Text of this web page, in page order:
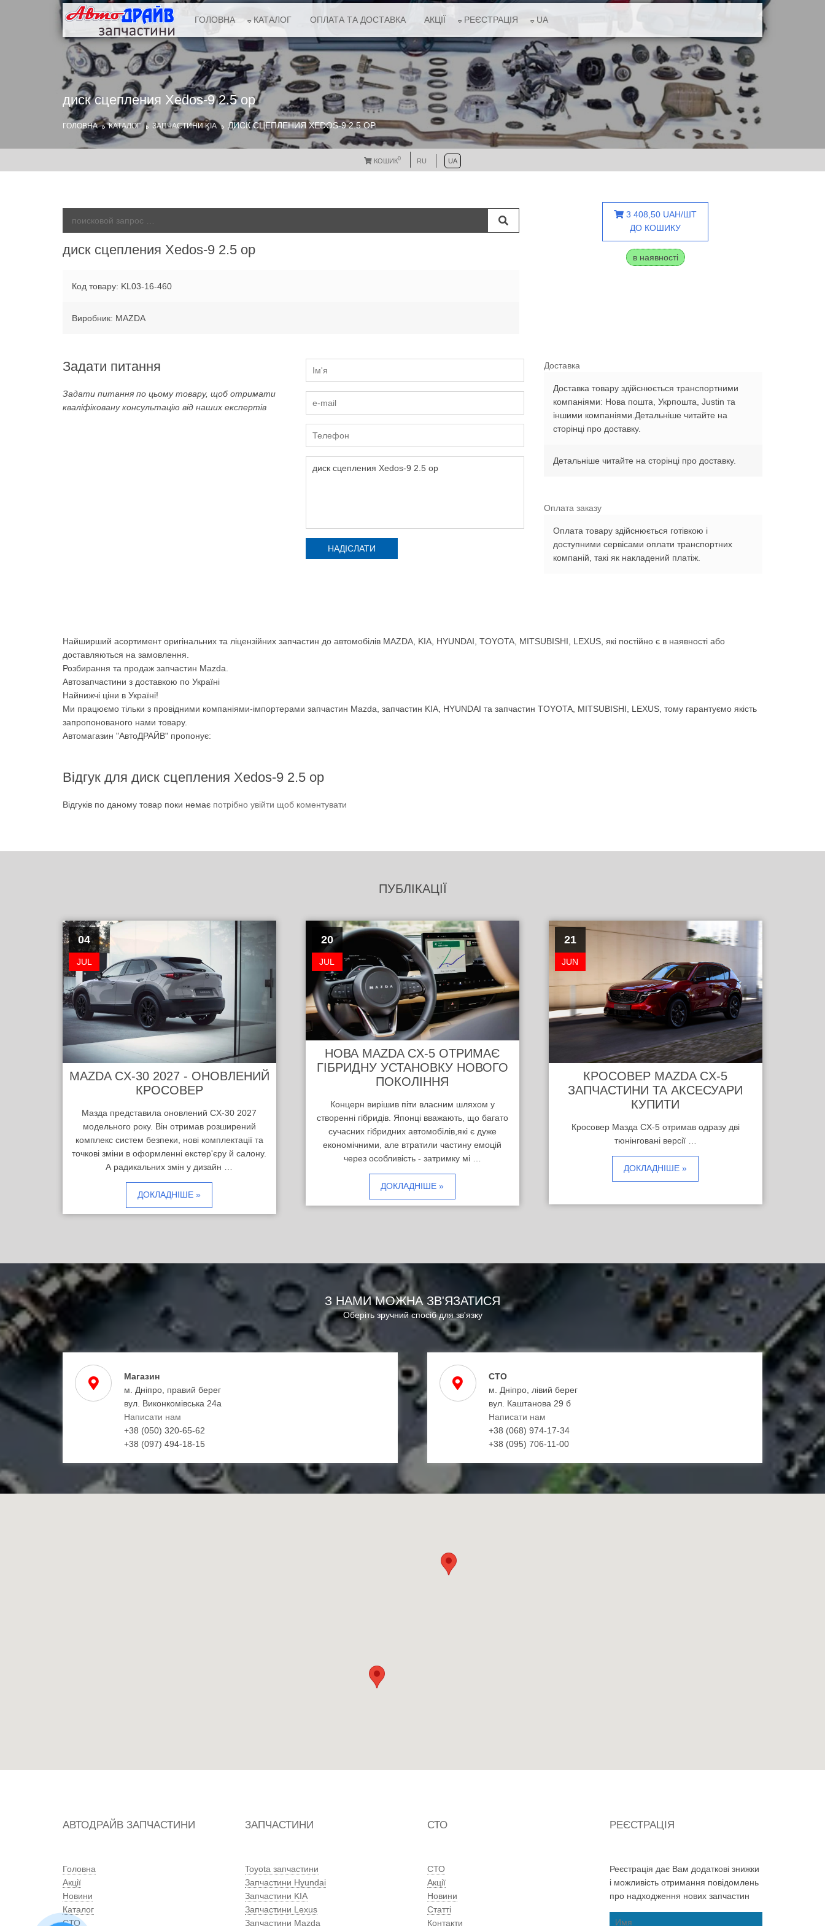
ГОЛОВНА КАТАЛОГ ОПЛАТА ТА ДОСТАВКА АКЦІЇ РЕЄСТРАЦІЯ UA
диск сцепления Xedos-9 2.5 ор
ГОЛОВНА КАТАЛОГ ЗАПЧАСТИНИ KIA ДИСК СЦЕПЛЕНИЯ XEDOS-9 2.5 ОР
КОШИК0 RU UA
диск сцепления Xedos-9 2.5 ор
Код товару: KL03-16-460
Виробник: MAZDA
3 408,50 UAH/ШТ
ДО КОШИКУ
в наявності
Задати питання
Задати питання по цьому товару, щоб отримати
кваліфіковану консультацію від наших експертів
Доставка
Доставка товару здійснюється транспортними
компаніями: Нова пошта, Укрпошта, Justin та
іншими компаніями.Детальніше читайте на
сторінці про доставку.
Детальніше читайте на сторінці про доставку.
Оплата заказу
Оплата товару здійснюється готівкою і
доступними сервісами оплати транспортних
компаній, такі як накладений платіж.
Найширший асортимент оригінальних та ліцензійних запчастин до автомобілів MAZDA, KIA, HYUNDAI, TOYOTA, MITSUBISHI, LEXUS, які постійно є в наявності або
доставляються на замовлення.
Розбирання та продаж запчастин Mazda.
Автозапчастини з доставкою по Україні
Найнижчі ціни в Україні!
Ми працюємо тільки з провідними компаніями-імпортерами запчастин Mazda, запчастин KIA, HYUNDAI та запчастин TOYOTA, MITSUBISHI, LEXUS, тому гарантуємо якість
запропонованого нами товару.
Автомагазин "АвтоДРАЙВ" пропонує:
Відгук для диск сцепления Xedos-9 2.5 ор
Відгуків по даному товар поки немає потрібно увійти щоб коментувати
ПУБЛІКАЦІЇ
04
JUL
MAZDA CX-30 2027 - ОНОВЛЕНИЙ
КРОСОВЕР
Мазда представила оновлений CX-30 2027
модельного року. Він отримав розширений
комплекс систем безпеки, нові комплектації та
точкові зміни в оформленні екстер'єру й салону.
А радикальних змін у дизайн …
ДОКЛАДНІШЕ »
20
JUL
НОВА MAZDA CX-5 ОТРИМАЄ
ГІБРИДНУ УСТАНОВКУ НОВОГО
ПОКОЛІННЯ
Концерн вирішив піти власним шляхом у
створенні гібридів. Японці вважають, що багато
сучасних гібридних автомобілів,які є дуже
економічними, але втратили частину емоцій
через особливість - затримку мі …
ДОКЛАДНІШЕ »
21
JUN
КРОСОВЕР MAZDA CX-5
ЗАПЧАСТИНИ ТА АКСЕСУАРИ
КУПИТИ
Кросовер Мазда CX-5 отримав одразу дві
тюнінговані версії …
ДОКЛАДНІШЕ »
З НАМИ МОЖНА ЗВ'ЯЗАТИСЯ
Оберіть зручний спосіб для зв'язку
Магазин
м. Дніпро, правий берег
вул. Виконкомівська 24а
Написати нам
+38 (050) 320-65-62
+38 (097) 494-18-15
СТО
м. Дніпро, лівий берег
вул. Каштанова 29 б
Написати нам
+38 (068) 974-17-34
+38 (095) 706-11-00
АВТОДРАЙВ ЗАПЧАСТИНИ
Головна
Акції
Новини
Каталог
СТО
ЗАПЧАСТИНИ
Toyota запчастини
Запчастини Hyundai
Запчастини KIA
Запчастини Lexus
Запчастини Mazda
СТО
СТО
Акції
Новини
Статті
Контакти
РЕЄСТРАЦІЯ
Реєстрація дає Вам додаткові знижки
і можливість отримання повідомлень
про надходження нових запчастин